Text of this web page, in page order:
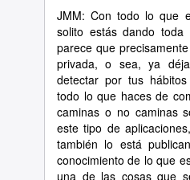
JMM: Con todo lo que
solito estás dando toda
parece que
privada, o sea, ya
detectar por tus
todo lo que haces de
caminas o no caminas
este tipo de
también lo está
conocimiento de lo que
una de las cosas que